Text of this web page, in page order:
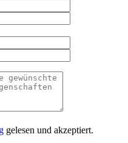
gelesen und akzeptiert.